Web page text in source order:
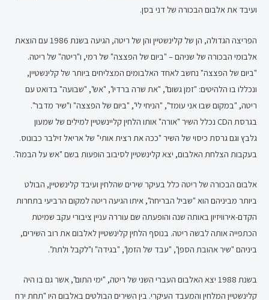
ועיבד את אלבום הבכורה של דני בסן.
הפריצה הגדולה, הן של קלינשטיין והן של ריטה, הגיעה בשנת 1986 עם הוצאת
אלבומי הבכורה של שניהם – "ביום של הפצצה" של רמי, ו"ריטה" של ריטה.
"ביום של הפצצה" נחשב לאחד האלבומים המצליחים ביותר של קלינשטיין,
ונכללו בו הלהיטים: "זמן גשום", "את שרה ברדיו", "אש", "שבועה" בדואט עם
ריטה, "במקום שבו אני עומד", "הניחי לי", "ביום של הפצצה" ו"שיר מדבר".
בגרסת הCD נכלל השיר "אורה" אותו הלחין קליינשטיין למילים של שמעון
גלבץ וגם גרסת כיסוי של השיר "ככה את רצית אותי" של אריאל זילבר כבונוס.
בעקבות הצלחת האלבום, יצא קלינשטיין לסיבוב הופעות בשם "אש על הבמה".
אלבום הבכורה של ריטה כלל בעיקר שירים שהלחין ועיבד קלינשטיין, הבולט
ביותר מביניהם הוא "שביל הבריחה", איתו הגיעה ריטה למקום הרביעי בתחרות
הקדם-אירוויזיון באותה שנה והופעתה שם עוררה עניין ציבורי עקב שמיטת
הכתפייה אותה לבשה ריטה. בנוסף הלחין קלינשטיין לאלבום את רוב השירים,
ביניהם "שיר אהובת הספן", "עבד של הזמן", "בגידה" ו"לקבל ולתת".
בשנת 1988 יצא האלבום העברי השני של ריטה, "ימי התום", אשר גם בו היה
קלינשטיין המלחין והמעבד העיקרי. בין השירים הבולטים באלבום היו "תחת ירח